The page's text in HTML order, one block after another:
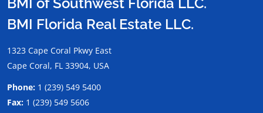
BMI Florida Real Estate LLC.
1323 Cape Coral Pkwy East
Cape Coral, FL 33904, USA
Phone: 1 (239) 549 5400
Fax: 1 (239) 549 5606